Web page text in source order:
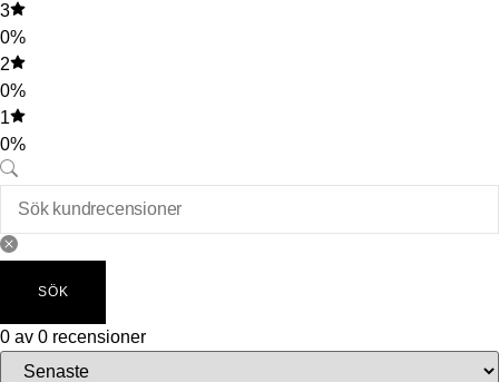
3
0%
2
0%
1
0%
SÖK
0 av 0 recensioner